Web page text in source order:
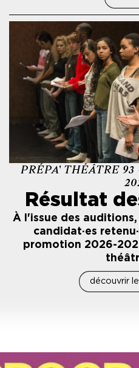
PRÉPA' THÉÂTRE
Résultat
À l'issue des
candidat·es
promotion 2026-
découvrir